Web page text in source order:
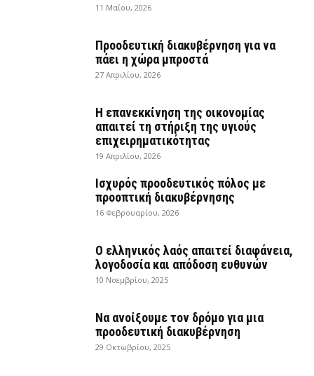
11 Μαΐου, 2026
Προοδευτική διακυβέρνηση για να
πάει η χώρα μπροστά
27 Απριλίου, 2026
Η επανεκκίνηση της οικονομίας
απαιτεί τη στήριξη της υγιούς
επιχειρηματικότητας
19 Απριλίου, 2026
Ισχυρός προοδευτικός πόλος με
προοπτική διακυβέρνησης
16 Φεβρουαρίου, 2026
Ο ελληνικός λαός απαιτεί διαφάνεια,
λογοδοσία και απόδοση ευθυνών
10 Νοεμβρίου, 2025
Να ανοίξουμε τον δρόμο για μια
προοδευτική διακυβέρνηση
29 Οκτωβρίου, 2025